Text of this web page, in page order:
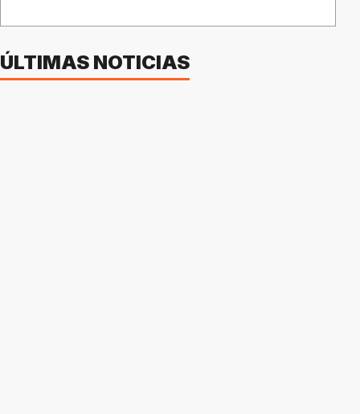
ÚLTIMAS NOTICIAS